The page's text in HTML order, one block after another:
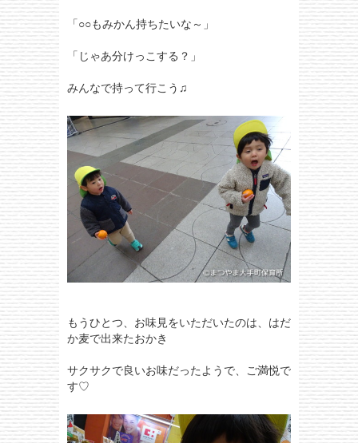
「○○もみかん持ちたいな～」
「じゃあ分けっこする？」
みんなで持って行こう♫
もうひとつ、お味見をいただいたのは、はだ
か麦で出来たおかき
サクサクで良いお味だったようで、ご満悦で
す♡